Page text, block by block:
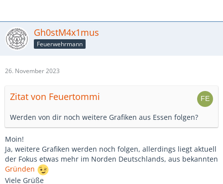
Gh0stM4x1mus
Feuerwehrmann
26. November 2023
Zitat von Feuertommi
Werden von dir noch weitere Grafiken aus Essen folgen?
Moin!
Ja, weitere Grafiken werden noch folgen, allerdings liegt aktuell
der Fokus etwas mehr im Norden Deutschlands, aus bekannten
Gründen
Viele Grüße